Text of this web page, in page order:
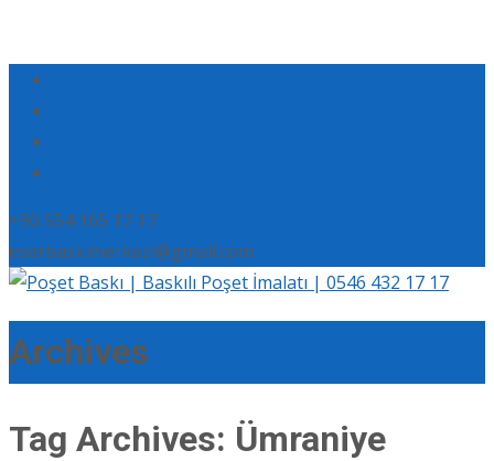
+90 554 165 17 17
eserbaskimerkezi@gmail.com
Archives
Tag Archives: Ümraniye